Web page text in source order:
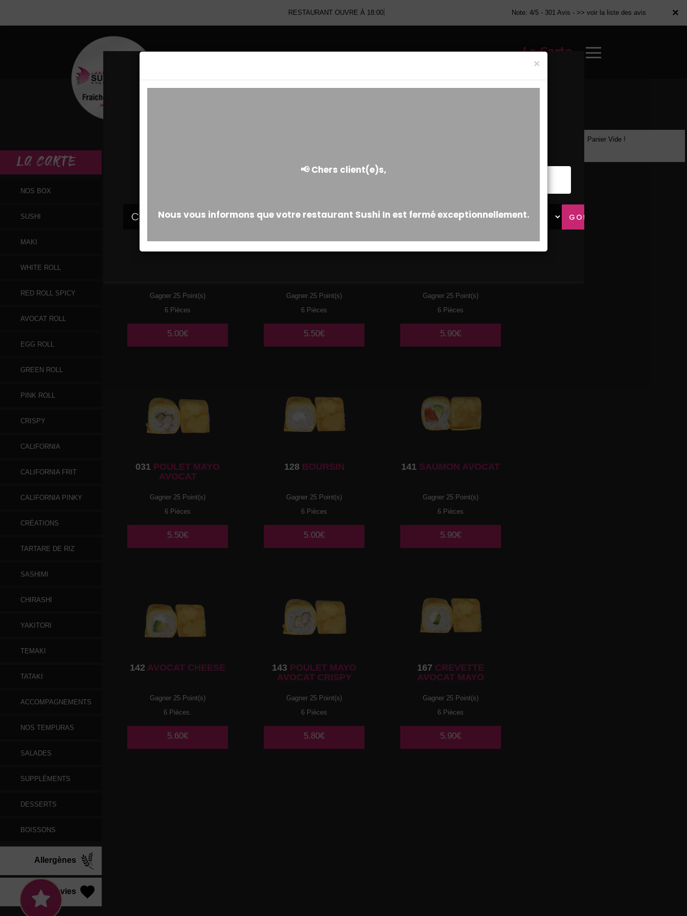
×
RESTAURANT OUVRE À 18:00 Note: 4/5 - 301 Avis - >> voir la liste des avis
La Carte
×
LA CARTE
NOS BOX
SUSHI
MAKI
WHITE ROLL
RED ROLL SPICY
AVOCAT ROLL
EGG ROLL
GREEN ROLL
PINK ROLL
CRISPY
CALIFORNIA
CALIFORNIA FRIT
CALIFORNIA PINKY
CRÉATIONS
TARTARE DE RIZ
SASHIMI
CHIRASHI
YAKITORI
TEMAKI
TATAKI
ACCOMPAGNEMENTS
NOS TEMPURAS
SALADES
SUPPLÉMENTS
DESSERTS
BOISSONS
Allergènes
Vos Envies
Gagner 25 Point(s)
6 Pièces
5.00€
Gagner 25 Point(s)
6 Pièces
5.50€
Gagner 25 Point(s)
6 Pièces
5.90€
031 POULET MAYO
AVOCAT
Gagner 25 Point(s)
6 Pièces
5.50€
128BOURSIN
Gagner 25 Point(s)
6 Pièces
5.00€
141 SAUMON AVOCAT
Gagner 25 Point(s)
6 Pièces
5.90€
142 AVOCAT CHEESE
Gagner 25 Point(s)
6 Pièces.
5.60€
143 POULET MAYO
AVOCAT CRISPY
Gagner 25 Point(s)
6 Pièces
5.80€
167 CREVETTE
AVOCAT MAYO
Gagner 25 Point(s)
6 Pièces
5.90€
Panier Vide !
×